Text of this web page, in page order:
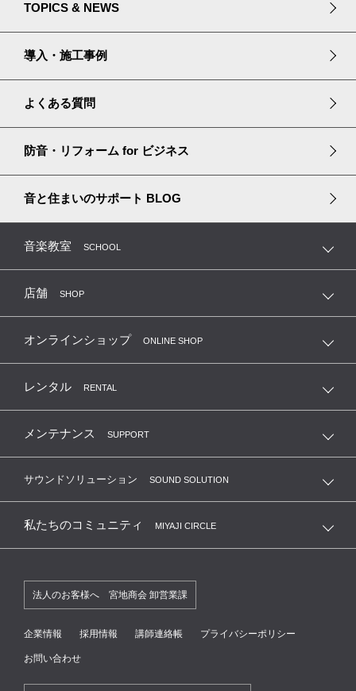
防音・吸音プロダクト
リフォームソリューション
中古防音室ストックリスト
宮地楽器のセールスプライド
中古防音室購入ガイド
TOPICS & NEWS
導入・施工事例
よくある質問
防音・リフォーム for ビジネス
音と住まいのサポート BLOG
音楽教室 SCHOOL
店舗 SHOP
オンラインショップ ONLINE SHOP
レンタル RENTAL
メンテナンス SUPPORT
サウンドソリューション SOUND SOLUTION
私たちのコミュニティ MIYAJI CIRCLE
法人のお客様へ 宮地商会 卸営業課
企業情報 採用情報 講師連絡帳 プライバシーポリシー
お問い合わせ